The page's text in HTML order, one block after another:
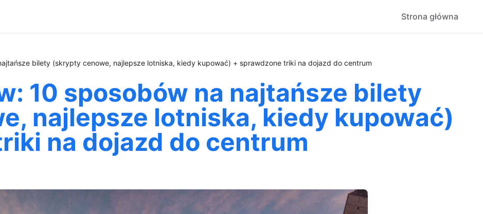
Strona główna
bilety (skrypty cenowe, najlepsze lotniska, kiedy kupować) + sprawdzone triki na dojazd do centrum
10 sposobów na najtańsze bilety
najlepsze lotniska, kiedy kupować)
na dojazd do centrum